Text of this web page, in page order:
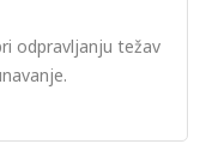
odpravljanju težav